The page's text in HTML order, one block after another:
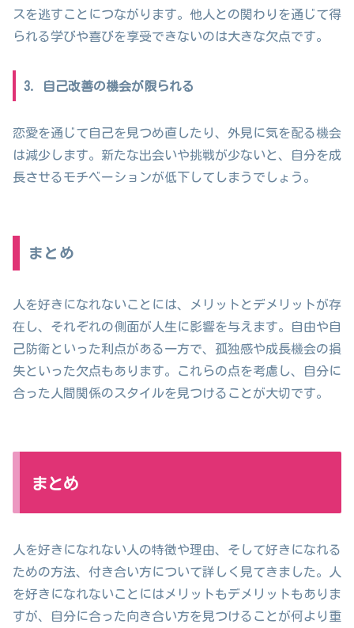
スを逃すことにつながります。他人との関わりを通じて得
られる学びや喜びを享受できないのは大きな欠点です。
3. 自己改善の機会が限られる
恋愛を通じて自己を見つめ直したり、外見に気を配る機会
は減少します。新たな出会いや挑戦が少ないと、自分を成
長させるモチベーションが低下してしまうでしょう。
まとめ
人を好きになれないことには、メリットとデメリットが存
在し、それぞれの側面が人生に影響を与えます。自由や自
己防衛といった利点がある一方で、孤独感や成長機会の損
失といった欠点もあります。これらの点を考慮し、自分に
合った人間関係のスタイルを見つけることが大切です。
まとめ
人を好きになれない人の特徴や理由、そして好きになれる
ための方法、付き合い方について詳しく見てきました。人
を好きになれないことにはメリットもデメリットもありま
すが、自分に合った向き合い方を見つけることが何より重